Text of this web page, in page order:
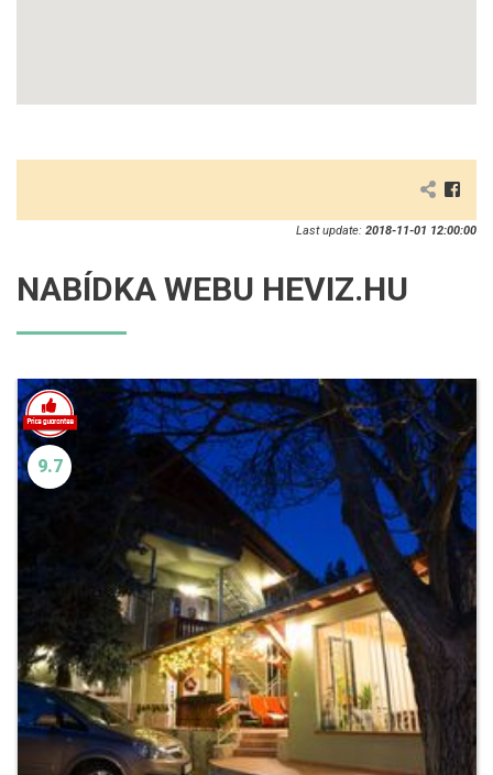
Last update: 2018-11-01 12:00:00
NABÍDKA WEBU HEVIZ.HU
9.7